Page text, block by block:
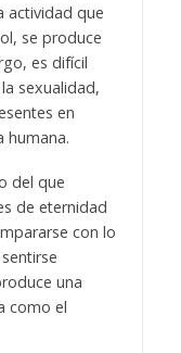
actividad que
se produce
es difícil
sexualidad,
en
humana.
del que
de eternidad
con lo
una
como el